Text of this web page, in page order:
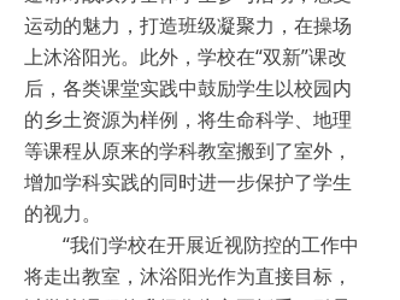
运动的魅力，打造班级凝聚力，在操场
上沐浴阳光。此外，学校在“双新”课改
后，各类课堂实践中鼓励学生以校园内
的乡土资源为样例，将生命科学、地理
等课程从原来的学科教室搬到了室外，
增加学科实践的同时进一步保护了学生
的视力。
“我们学校在开展近视防控的工作中
将走出教室，沐浴阳光作为直接目标，